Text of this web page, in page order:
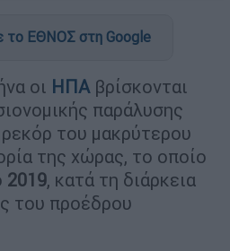
το ΕΘΝΟΣ στη Google
οι ΗΠΑ βρίσκονται
παράλυσης
του μακρύτερου
της χώρας, το οποίο
2019, κατά τη διάρκεια
του προέδρου